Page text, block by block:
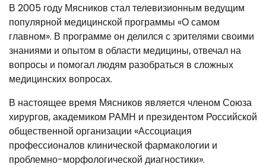
В 2005 году Мясников стал телевизионным ведущим
популярной медицинской программы «О самом
главном». В программе он делился с зрителями своими
знаниями и опытом в области медицины, отвечал на
вопросы и помогал людям разобраться в сложных
медицинских вопросах.
В настоящее время Мясников является членом Союза
хирургов, академиком РАМН и президентом Российской
общественной организации «Ассоциация
профессионалов клинической фармакологии и
проблемно-морфологической диагностики».